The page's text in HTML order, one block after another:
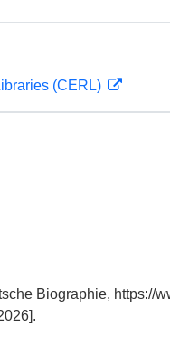
(CERL)
Biographie, https://